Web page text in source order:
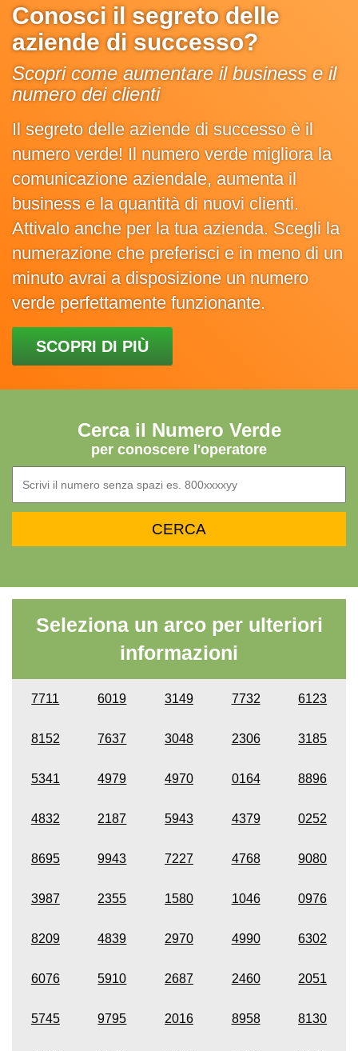
Conosci il segreto delle
aziende di successo?
Scopri come aumentare il business e il
numero dei clienti
Il segreto delle aziende di successo è il
numero verde! Il numero verde migliora la
comunicazione aziendale, aumenta il
business e la quantità di nuovi clienti.
Attivalo anche per la tua azienda. Scegli la
numerazione che preferisci e in meno di un
minuto avrai a disposizione un numero
verde perfettamente funzionante.
SCOPRI DI PIÙ
Cerca il Numero Verde
per conoscere l'operatore
Seleziona un arco per ulteriori
informazioni
7711 6019 3149 7732 6123
8152 7637 3048 2306 3185
5341 4979 4970 0164 8896
4832 2187 5943 4379 0252
8695 9943 7227 4768 9080
3987 2355 1580 1046 0976
8209 4839 2970 4990 6302
6076 5910 2687 2460 2051
5745 9795 2016 8958 8130